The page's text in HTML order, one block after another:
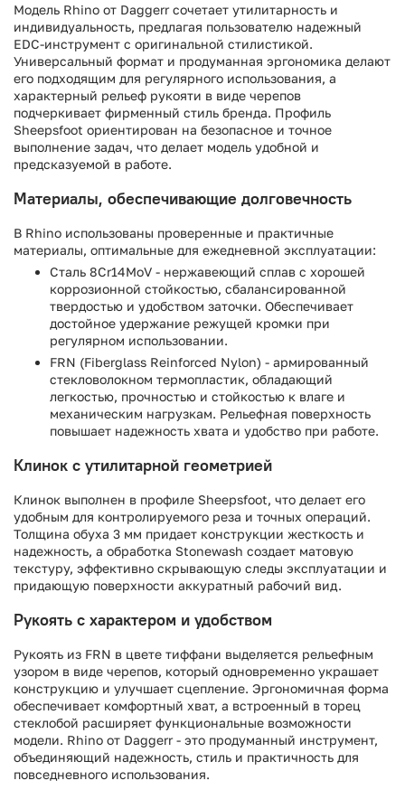
Модель Rhino от Daggerr сочетает утилитарность и
индивидуальность, предлагая пользователю надежный
EDC-инструмент с оригинальной стилистикой.
Универсальный формат и продуманная эргономика делают
его подходящим для регулярного использования, а
характерный рельеф рукояти в виде черепов
подчеркивает фирменный стиль бренда. Профиль
Sheepsfoot ориентирован на безопасное и точное
выполнение задач, что делает модель удобной и
предсказуемой в работе.
Материалы, обеспечивающие долговечность
В Rhino использованы проверенные и практичные
материалы, оптимальные для ежедневной эксплуатации:
Сталь 8Cr14MoV - нержавеющий сплав с хорошей
коррозионной стойкостью, сбалансированной
твердостью и удобством заточки. Обеспечивает
достойное удержание режущей кромки при
регулярном использовании.
FRN (Fiberglass Reinforced Nylon) - армированный
стекловолокном термопластик, обладающий
легкостью, прочностью и стойкостью к влаге и
механическим нагрузкам. Рельефная поверхность
повышает надежность хвата и удобство при работе.
Клинок с утилитарной геометрией
Клинок выполнен в профиле Sheepsfoot, что делает его
удобным для контролируемого реза и точных операций.
Толщина обуха 3 мм придает конструкции жесткость и
надежность, а обработка Stonewash создает матовую
текстуру, эффективно скрывающую следы эксплуатации и
придающую поверхности аккуратный рабочий вид.
Рукоять с характером и удобством
Рукоять из FRN в цвете тиффани выделяется рельефным
узором в виде черепов, который одновременно украшает
конструкцию и улучшает сцепление. Эргономичная форма
обеспечивает комфортный хват, а встроенный в торец
стеклобой расширяет функциональные возможности
модели. Rhino от Daggerr - это продуманный инструмент,
объединяющий надежность, стиль и практичность для
повседневного использования.